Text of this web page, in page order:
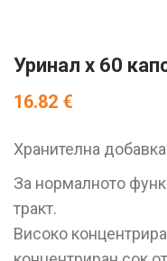
Уринал х 60
16.82 €
Хранителна добавка
За нормалното
тракт.
Високо